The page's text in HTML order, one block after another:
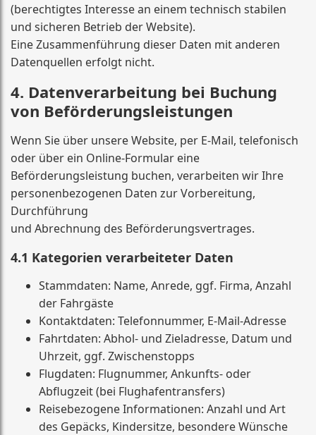
(berechtigtes Interesse an einem technisch stabilen
und sicheren Betrieb der Website).
Eine Zusammenführung dieser Daten mit anderen
Datenquellen erfolgt nicht.
4. Datenverarbeitung bei Buchung
von Beförderungsleistungen
Wenn Sie über unsere Website, per E-Mail, telefonisch
oder über ein Online-Formular eine
Beförderungsleistung buchen, verarbeiten wir Ihre
personenbezogenen Daten zur Vorbereitung,
Durchführung
und Abrechnung des Beförderungsvertrages.
4.1 Kategorien verarbeiteter Daten
Stammdaten: Name, Anrede, ggf. Firma, Anzahl
der Fahrgäste
Kontaktdaten: Telefonnummer, E-Mail-Adresse
Fahrtdaten: Abhol- und Zieladresse, Datum und
Uhrzeit, ggf. Zwischenstopps
Flugdaten: Flugnummer, Ankunfts- oder
Abflugzeit (bei Flughafentransfers)
Reisebezogene Informationen: Anzahl und Art
des Gepäcks, Kinder­sitze, besondere Wünsche